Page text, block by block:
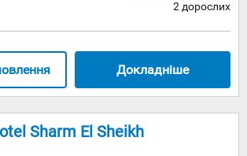
2 дорослих
Докладніше
Sharm El Sheikh